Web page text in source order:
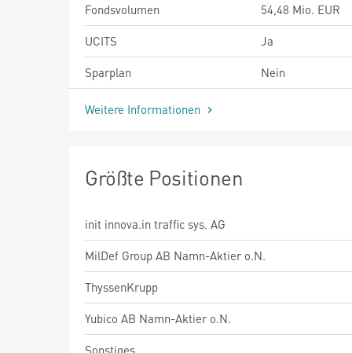
Fondsvolumen
54,48 Mio. EUR
UCITS
Ja
Sparplan
Nein
Weitere Informationen
Größte Positionen
init innova.in traffic sys. AG
MilDef Group AB Namn-Aktier o.N.
ThyssenKrupp
Yubico AB Namn-Aktier o.N.
Sonstiges